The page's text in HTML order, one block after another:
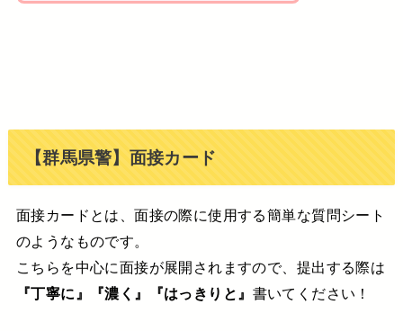
【群馬県警】面接カード
面接カードとは、面接の際に使用する簡単な質問シート
のようなものです。
こちらを中心に面接が展開されますので、提出する際は
『丁寧に』『濃く』『はっきりと』 書いてください！